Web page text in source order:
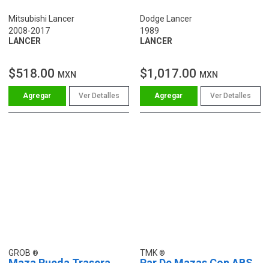
Mitsubishi Lancer
2008-2017
LANCER
$518.00 MXN
Ver Detalles
Dodge Lancer
1989
LANCER
$1,017.00 MXN
Ver Detalles
GROB TMK